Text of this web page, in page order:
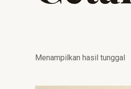
Menampilkan hasil tunggal